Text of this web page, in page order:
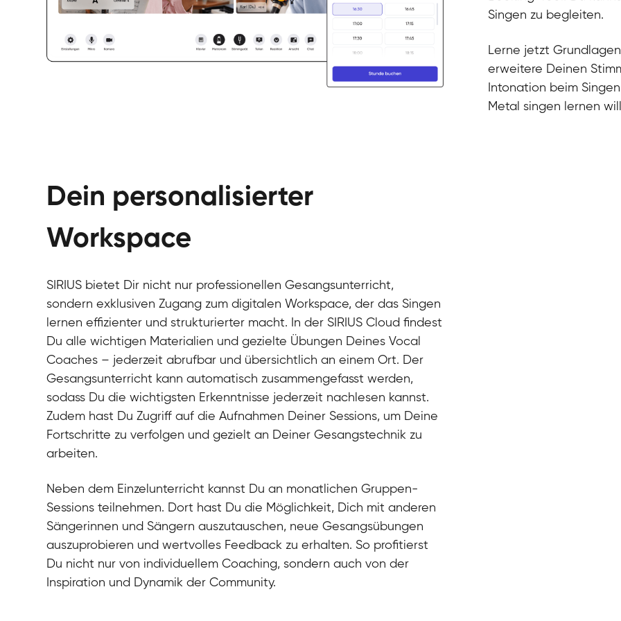
Gesang /
Klara
Gesang /
Ela
Gesang /
Singen zu begleiten.
Lerne jetzt
erweitere Deinen
Intonation beim
Metal singen lernen
Dein personalisierter
Workspace
SIRIUS bietet Dir nicht nur professionellen Gesangsunterricht,
sondern exklusiven Zugang zum digitalen Workspace, der das Singen
lernen effizienter und strukturierter macht. In der SIRIUS Cloud findest
Du alle wichtigen Materialien und gezielte Übungen Deines Vocal
Coaches – jederzeit abrufbar und übersichtlich an einem Ort. Der
Gesangsunterricht kann automatisch zusammengefasst werden,
sodass Du die wichtigsten Erkenntnisse jederzeit nachlesen kannst.
Zudem hast Du Zugriff auf die Aufnahmen Deiner Sessions, um Deine
Fortschritte zu verfolgen und gezielt an Deiner Gesangstechnik zu
arbeiten.
Neben dem Einzelunterricht kannst Du an monatlichen Gruppen-
Sessions teilnehmen. Dort hast Du die Möglichkeit, Dich mit anderen
Sängerinnen und Sängern auszutauschen, neue Gesangsübungen
auszuprobieren und wertvolles Feedback zu erhalten. So profitierst
Du nicht nur von individuellem Coaching, sondern auch von der
Inspiration und Dynamik der Community.